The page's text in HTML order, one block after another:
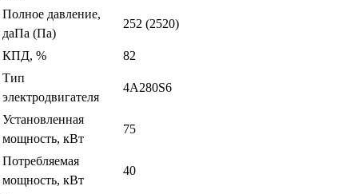
Полное давление,
даПа (Па)
252 (2520)
КПД, %
82
Тип
электродвигателя
4А280S6
Установленная
мощность, кВт
75
Потребляемая
мощность, кВт
40